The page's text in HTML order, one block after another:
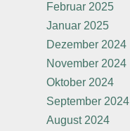
Februar 2025
Januar 2025
Dezember 2024
November 2024
Oktober 2024
September 2024
August 2024